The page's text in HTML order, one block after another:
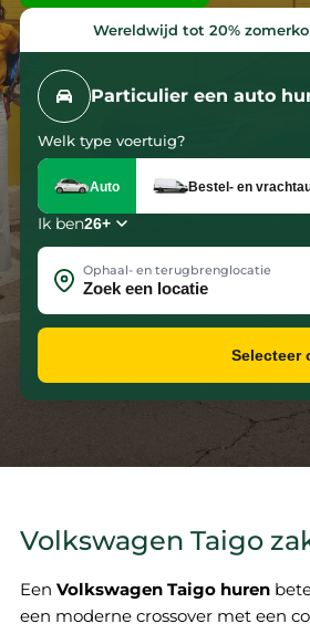
Wereldwijd tot 20%
Particulier een auto
Welk type voertuig?
Auto Bestel- en
Ik ben
Ophaal- en terugbrenglocatie
Selecteer
Volkswagen Taigo
Een Volkswagen Taigo huren
een moderne crossover met een